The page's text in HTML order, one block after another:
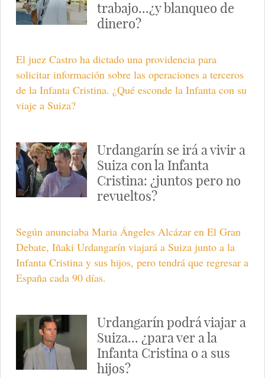
trabajo...¿y blanqueo de
dinero?
El juez Castro ha dictado una providencia para
solicitar información sobre las operaciones a terceros
de la Infanta Cristina. ¿Qué esconde la Infanta con su
viaje a Suiza?
Urdangarín se irá a vivir a
Suiza con la Infanta
Cristina: ¿juntos pero no
revueltos?
Según anunciaba Maria Ángeles Alcázar en El Gran
Debate, Iñaki Urdangarín viajará a Suiza junto a la
Infanta Cristina y sus hijos, pero tendrá que regresar a
España cada 90 días.
Urdangarín podrá viajar a
Suiza... ¿para ver a la
Infanta Cristina o a sus
hijos?